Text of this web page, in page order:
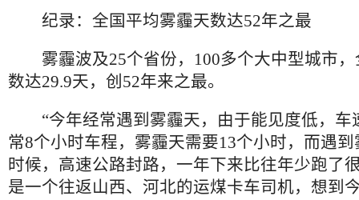
纪录：全国平均雾霾天数达52年之最
雾霾波及25个省份，100多个大中型城市，
数达29.9天，创52年来之最。
“今年经常遇到雾霾天，由于能见度低，车
常8个小时车程，雾霾天需要13个小时，而遇
时候，高速公路封路，一年下来比往年少跑了
是一个往返山西、河北的运煤卡车司机，想到